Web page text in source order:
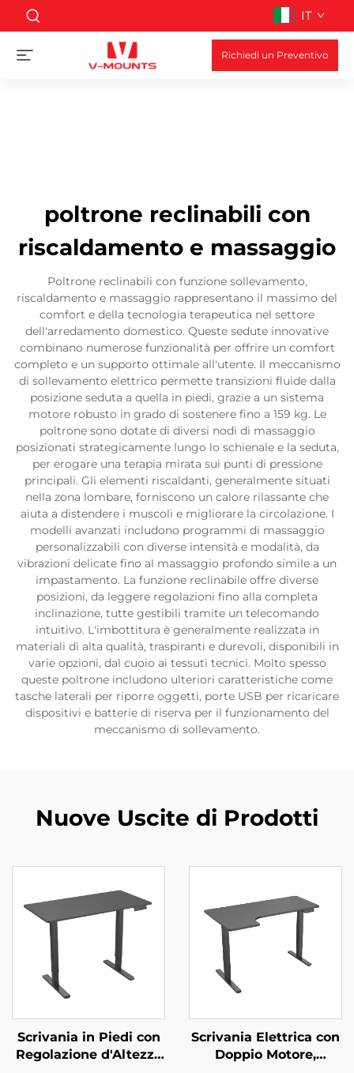
IT
Richiedi un Preventivo
poltrone reclinabili con
riscaldamento e massaggio
Poltrone reclinabili con funzione sollevamento,
riscaldamento e massaggio rappresentano il massimo del
comfort e della tecnologia terapeutica nel settore
dell'arredamento domestico. Queste sedute innovative
combinano numerose funzionalità per offrire un comfort
completo e un supporto ottimale all'utente. Il meccanismo
di sollevamento elettrico permette transizioni fluide dalla
posizione seduta a quella in piedi, grazie a un sistema
motore robusto in grado di sostenere fino a 159 kg. Le
poltrone sono dotate di diversi nodi di massaggio
posizionati strategicamente lungo lo schienale e la seduta,
per erogare una terapia mirata sui punti di pressione
principali. Gli elementi riscaldanti, generalmente situati
nella zona lombare, forniscono un calore rilassante che
aiuta a distendere i muscoli e migliorare la circolazione. I
modelli avanzati includono programmi di massaggio
personalizzabili con diverse intensità e modalità, da
vibrazioni delicate fino al massaggio profondo simile a un
impastamento. La funzione reclinabile offre diverse
posizioni, da leggere regolazioni fino alla completa
inclinazione, tutte gestibili tramite un telecomando
intuitivo. L'imbottitura è generalmente realizzata in
materiali di alta qualità, traspiranti e durevoli, disponibili in
varie opzioni, dal cuoio ai tessuti tecnici. Molto spesso
queste poltrone includono ulteriori caratteristiche come
tasche laterali per riporre oggetti, porte USB per ricaricare
dispositivi e batterie di riserva per il funzionamento del
meccanismo di sollevamento.
Nuove Uscite di Prodotti
Scrivania in Piedi con
Regolazione d'Altezza
Scrivania Elettrica con
Doppio Motore,